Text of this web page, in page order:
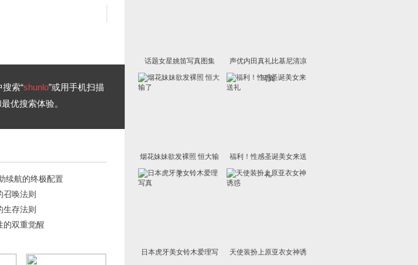
索“shunlo”或用手机扫描
优搜索体验。
续航的终极配置
召唤法则
生存法则
的双重觉醒
话题女星姚笛写真图集 声优内田真礼比基尼清凉
写真
烟花妹妹欲发裸照 恒大输
了
福利！性感圣诞美女来送
礼
日本虎牙美女铃木爱理写 天使装扮上原亚衣女神诱